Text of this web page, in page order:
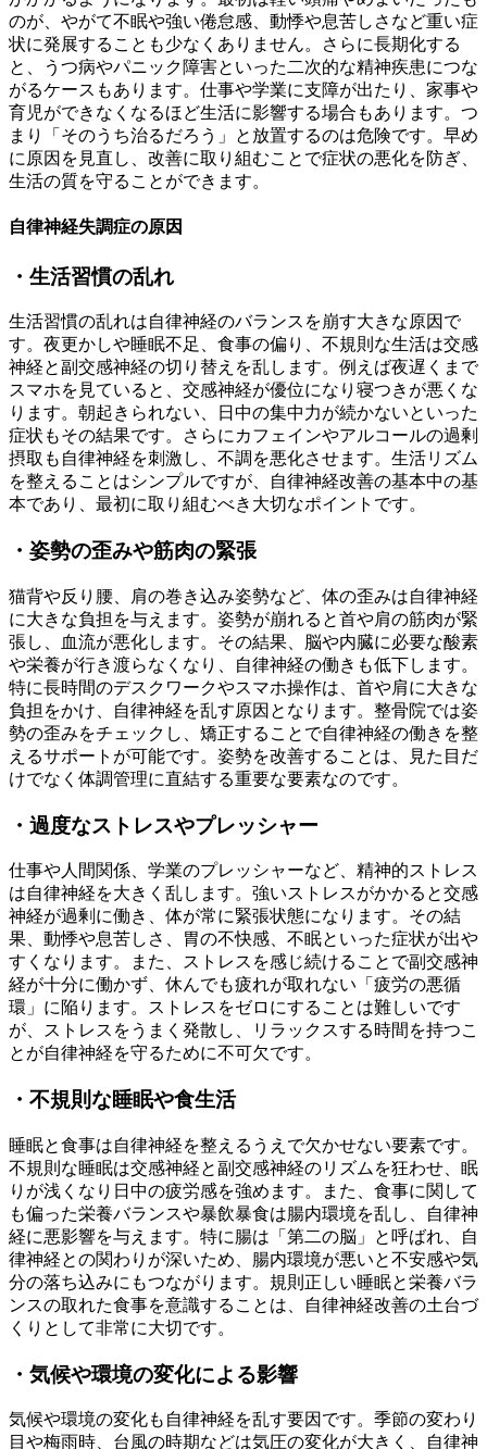
のが、やがて不眠や強い倦怠感、動悸や息苦しさなど重い症
状に発展することも少なくありません。さらに長期化する
と、うつ病やパニック障害といった二次的な精神疾患につな
がるケースもあります。仕事や学業に支障が出たり、家事や
育児ができなくなるほど生活に影響する場合もあります。つ
まり「そのうち治るだろう」と放置するのは危険です。早め
に原因を見直し、改善に取り組むことで症状の悪化を防ぎ、
生活の質を守ることができます。
自律神経失調症の原因
・生活習慣の乱れ
生活習慣の乱れは自律神経のバランスを崩す大きな原因で
す。夜更かしや睡眠不足、食事の偏り、不規則な生活は交感
神経と副交感神経の切り替えを乱します。例えば夜遅くまで
スマホを見ていると、交感神経が優位になり寝つきが悪くな
ります。朝起きられない、日中の集中力が続かないといった
症状もその結果です。さらにカフェインやアルコールの過剰
摂取も自律神経を刺激し、不調を悪化させます。生活リズム
を整えることはシンプルですが、自律神経改善の基本中の基
本であり、最初に取り組むべき大切なポイントです。
・姿勢の歪みや筋肉の緊張
猫背や反り腰、肩の巻き込み姿勢など、体の歪みは自律神経
に大きな負担を与えます。姿勢が崩れると首や肩の筋肉が緊
張し、血流が悪化します。その結果、脳や内臓に必要な酸素
や栄養が行き渡らなくなり、自律神経の働きも低下します。
特に長時間のデスクワークやスマホ操作は、首や肩に大きな
負担をかけ、自律神経を乱す原因となります。整骨院では姿
勢の歪みをチェックし、矯正することで自律神経の働きを整
えるサポートが可能です。姿勢を改善することは、見た目だ
けでなく体調管理に直結する重要な要素なのです。
・過度なストレスやプレッシャー
仕事や人間関係、学業のプレッシャーなど、精神的ストレス
は自律神経を大きく乱します。強いストレスがかかると交感
神経が過剰に働き、体が常に緊張状態になります。その結
果、動悸や息苦しさ、胃の不快感、不眠といった症状が出や
すくなります。また、ストレスを感じ続けることで副交感神
経が十分に働かず、休んでも疲れが取れない「疲労の悪循
環」に陥ります。ストレスをゼロにすることは難しいです
が、ストレスをうまく発散し、リラックスする時間を持つこ
とが自律神経を守るために不可欠です。
・不規則な睡眠や食生活
睡眠と食事は自律神経を整えるうえで欠かせない要素です。
不規則な睡眠は交感神経と副交感神経のリズムを狂わせ、眠
りが浅くなり日中の疲労感を強めます。また、食事に関して
も偏った栄養バランスや暴飲暴食は腸内環境を乱し、自律神
経に悪影響を与えます。特に腸は「第二の脳」と呼ばれ、自
律神経との関わりが深いため、腸内環境が悪いと不安感や気
分の落ち込みにもつながります。規則正しい睡眠と栄養バラ
ンスの取れた食事を意識することは、自律神経改善の土台づ
くりとして非常に大切です。
・気候や環境の変化による影響
気候や環境の変化も自律神経を乱す要因です。季節の変わり
目や梅雨時、台風の時期などは気圧の変化が大きく、自律神